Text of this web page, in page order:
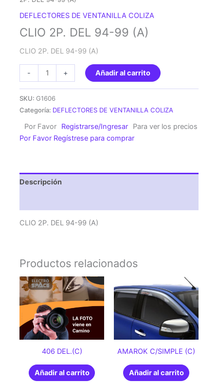
DEFLECTORES DE VENTANILLA COLIZA
CLIO 2P. DEL 94-99 (A)
CLIO 2P. DEL 94-99 (A)
-
2P.
(A)
cantidad
+ Añadir al carrito
SKU: G1606
Categoría: DEFLECTORES DE VENTANILLA COLIZA
Por Favor Registrarse/Ingresar
Para ver los precios
Por Favor Regístrese para comprar
Descripción
CLIO 2P. DEL 94-99 (A)
Productos relacionados
406 DEL.(C)
Añadir al carrito
AMAROK C/SIMPLE (C)
Añadir al carrito